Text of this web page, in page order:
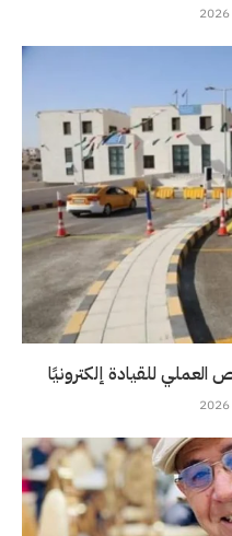
للقيادة إلكترونيًا